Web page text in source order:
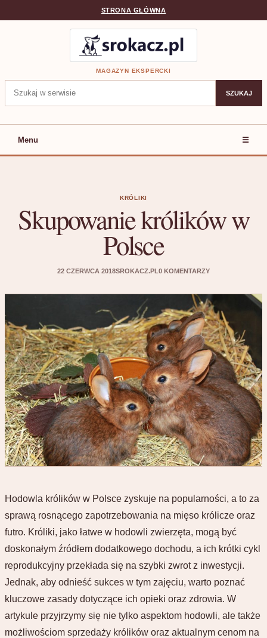
STRONA GŁÓWNA
MAGAZYN EKSPERCKI
Szukaj:
SZUKAJ
Menu ☰
KRÓLIKI
Skupowanie królików w
Polsce
22 CZERWCA 2018SROKACZ.PL0 KOMENTARZY
Hodowla królików w Polsce zyskuje na popularności, a to za
sprawą rosnącego zapotrzebowania na mięso królicze oraz
futro. Króliki, jako łatwe w hodowli zwierzęta, mogą być
doskonałym źródłem dodatkowego dochodu, a ich krótki cykl
reprodukcyjny przekłada się na szybki zwrot z inwestycji.
Jednak, aby odnieść sukces w tym zajęciu, warto poznać
kluczowe zasady dotyczące ich opieki oraz zdrowia. W
artykule przyjrzymy się nie tylko aspektom hodowli, ale także
możliwościom sprzedaży królików oraz aktualnym cenom na